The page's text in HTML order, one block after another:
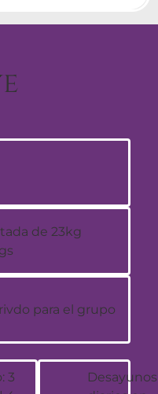
de 23kg
para el grupo
3
Desayunos